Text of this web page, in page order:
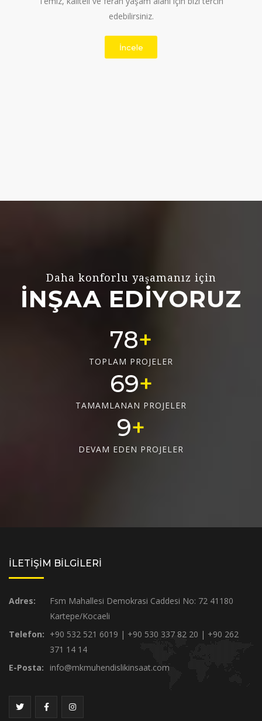
edebilirsiniz.
İncele
Daha konforlu yaşamanız için
İNŞAA EDİYORUZ
78
TOPLAM PROJELER
69
TAMAMLANAN PROJELER
9
DEVAM EDEN PROJELER
İLETİŞİM BİLGİLERİ
Adres:
Fsm Mahallesi Demokrasi Caddesi No: 72 41180
Kartepe/Kocaeli
Telefon: +90 532 521 6019 | +90 530 337 82 20 | +90 262
371 14 14
E-Posta:
info@mkmuhendislikinsaat.com